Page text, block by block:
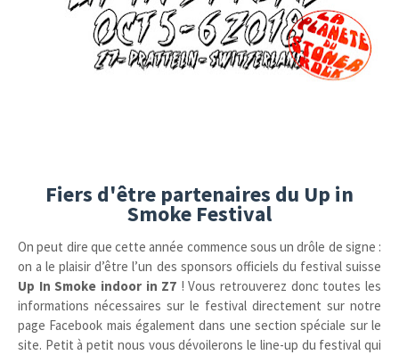
Fiers d'être partenaires du Up in
Smoke Festival
On peut dire que cette année commence sous un drôle de signe :
on a le plaisir d’être l’un des sponsors officiels du festival suisse
Up In Smoke indoor in Z7 ! Vous retrouverez donc toutes les
informations nécessaires sur le festival directement sur notre
page Facebook mais également dans une section spéciale sur le
site. Petit à petit nous vous dévoilerons le line-up du festival qui